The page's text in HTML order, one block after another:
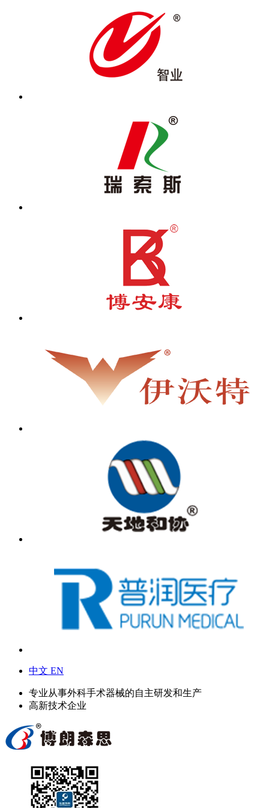
中文 EN
专业从事外科手术器械的自主研发和生产
高新技术企业